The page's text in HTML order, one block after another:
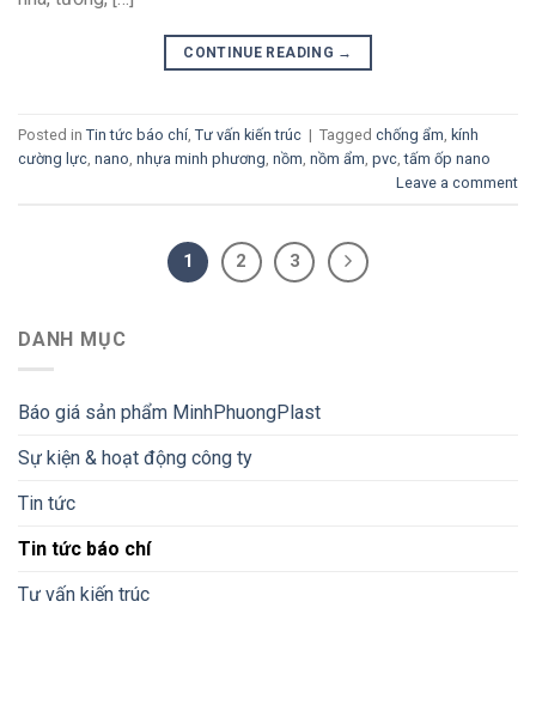
CONTINUE READING →
Posted in Tin tức báo chí, Tư vấn kiến trúc | Tagged chống ẩm, kính
cường lực, nano, nhựa minh phương, nồm, nồm ẩm, pvc,tấm ốp nano
Leave a comment
1 2 3
DANH MỤC
Báo giá sản phẩm MinhPhuongPlast
Sự kiện & hoạt động công ty
Tin tức
Tin tức báo chí
Tư vấn kiến trúc